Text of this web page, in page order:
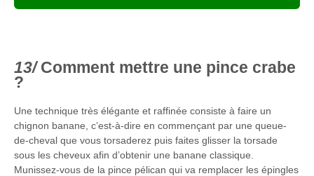
Comment mettre une pince crabe
?
Une technique très élégante et raffinée consiste à faire un
chignon banane, c’est-à-dire en commençant par une queue-
de-cheval que vous torsaderez puis faites glisser la torsade
sous les cheveux afin d’obtenir une banane classique.
Munissez-vous de la pince pélican qui va remplacer les épingles